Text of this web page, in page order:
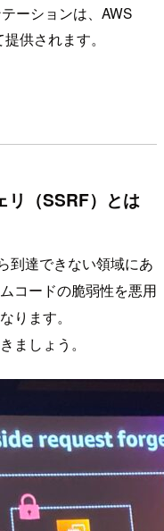
ーションは、AWS
供されます。
リ（SSRF）とは
到達できない領域にあ
コードの脆弱性を悪用
ります。
ましょう。